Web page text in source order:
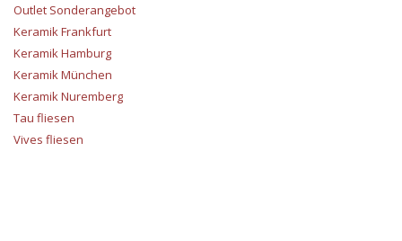
Outlet Sonderangebot
Keramik Frankfurt
Keramik Hamburg
Keramik München
Keramik Nuremberg
Tau fliesen
Vives fliesen